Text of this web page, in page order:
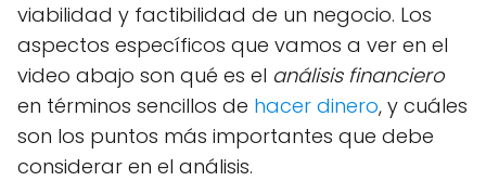
viabilidad y factibilidad de un negocio. Los
aspectos específicos que vamos a ver en el
video abajo son qué es el análisis financiero
en términos sencillos de hacer dinero, y cuáles
son los puntos más importantes que debe
considerar en el análisis.